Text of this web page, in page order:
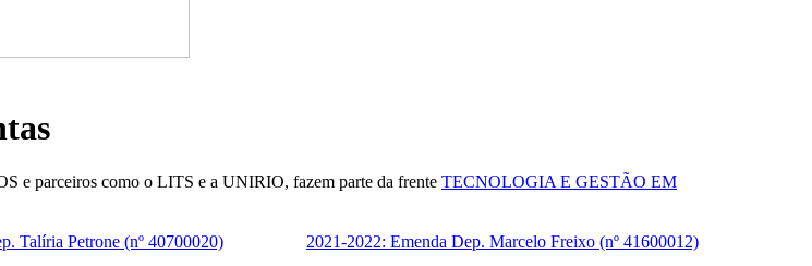
e parceiros como o LITS e a UNIRIO, fazem parte da frente TECNOLOGIA E GESTÃO EM
Talíria Petrone (nº 40700020) 2021-2022: Emenda Dep. Marcelo Freixo (nº 41600012)